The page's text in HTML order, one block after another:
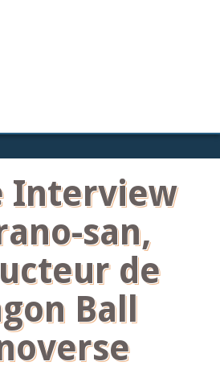
Interview
san,
de
Ball